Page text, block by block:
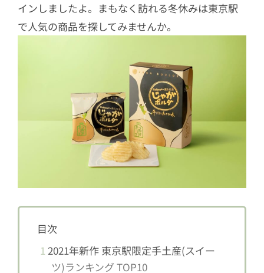
インしましたよ。まもなく訪れる冬休みは東京駅
で人気の商品を探してみませんか。
目次
1 2021年新作 東京駅限定手土産(スイー
ツ)ランキング TOP10